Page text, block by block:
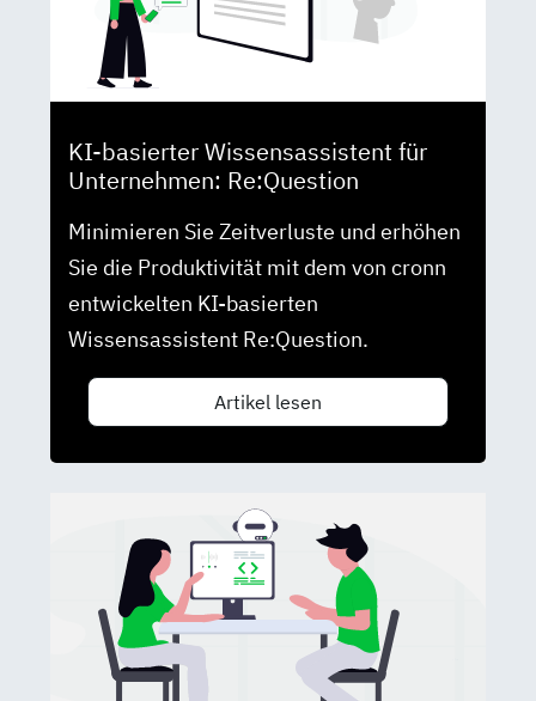
KI-basierter Wissensassistent für
Unternehmen: Re:Question
Minimieren Sie Zeitverluste und erhöhen
Sie die Produktivität mit dem von cronn
entwickelten KI-basierten
Wissensassistent Re:Question.
Artikel lesen